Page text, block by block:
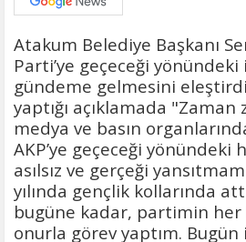
Atakum Belediye Başkanı
Parti’ye geçeceği yönündeki
gündeme gelmesini
yaptığı açıklamada
medya ve basın
AKP’ye geçeceği
asılsız ve gerçeği
yılında gençlik kollarında
bugüne kadar, partimin
onurla görev yaptım. Bugün